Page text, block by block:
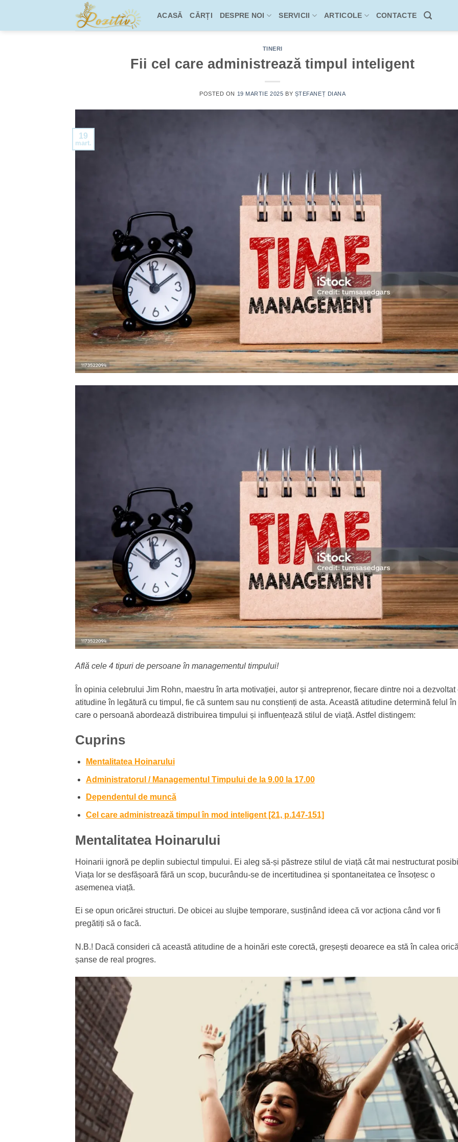
content
ACASĂ CĂRȚI DESPRE NOI SERVICII ARTICOLE CONTACTE
TINERI
Fii cel care administrează timpul inteligent
POSTED ON 19 MARTIE 2025 BY ȘTEFANEȚ DIANA
19
mart.
Află cele 4 tipuri de persoane în managementul timpului!
În opinia celebrului Jim Rohn, maestru în arta motivației, autor și antreprenor, fiecare dintre noi a dezvoltat
atitudine în legătură cu timpul, fie că suntem sau nu conștienți de asta. Această atitudine determină felul în
care o persoană abordează distribuirea timpului și influențează stilul de viață. Astfel distingem:
Cuprins
Mentalitatea Hoinarului
Administratorul / Managementul Timpului de la 9.00 la 17.00
Dependentul de muncă
Cel care administrează timpul în mod inteligent [21, p.147-151]
Mentalitatea Hoinarului
Hoinarii ignoră pe deplin subiectul timpului. Ei aleg să-și păstreze stilul de viață cât mai nestructurat
Viața lor se desfășoară fără un scop, bucurându-se de incertitudinea și spontaneitatea ce însoțesc o
asemenea viață.
Ei se opun oricărei structuri. De obicei au slujbe temporare, susținând ideea că vor acționa când vor fi
pregătiți să o facă.
N.B.! Dacă consideri că această atitudine de a hoinări este corectă, greșești deoarece ea stă în calea
șanse de real progres.